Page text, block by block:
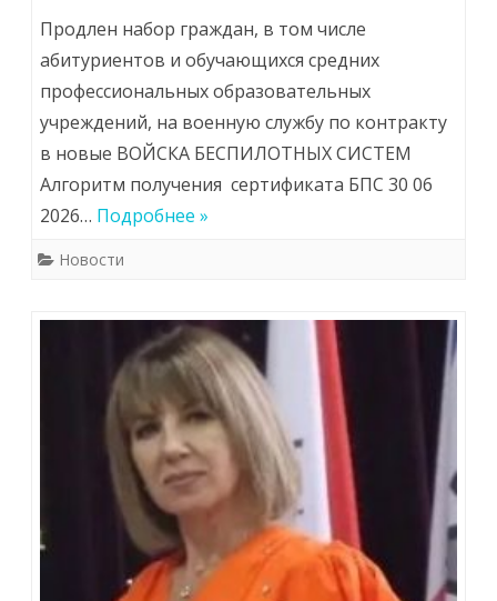
Продлен набор граждан, в том числе
абитуриентов и обучающихся средних
профессиональных образовательных
учреждений, на военную службу по контракту
в новые ВОЙСКА БЕСПИЛОТНЫХ СИСТЕМ
Алгоритм получения сертификата БПС 30 06
2026… Подробнее »
Новости